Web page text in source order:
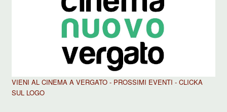
VIENI AL CINEMA A VERGATO - PROSSIMI EVENTI - CLICKA
SUL LOGO